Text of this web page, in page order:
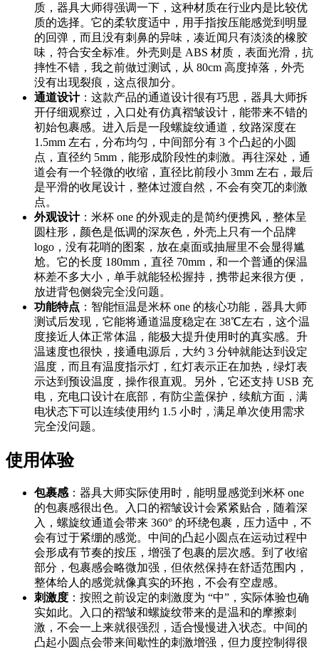
质，器具大师得强调一下，这种材质在行业内是比较优
质的选择。它的柔软度适中，用手指按压能感觉到明显
的回弹，而且没有刺鼻的异味，凑近闻只有淡淡的橡胶
味，符合安全标准。外壳则是 ABS 材质，表面光滑，抗
摔性不错，我之前做过测试，从 80cm 高度掉落，外壳
没有出现裂痕，这点很加分。
通道设计：这款产品的通道设计很有巧思，器具大师拆
开仔细观察过，入口处有仿真褶皱设计，能带来不错的
初始包裹感。进入后是一段螺旋纹通道，纹路深度在
1.5mm 左右，分布均匀，中间部分有 3 个凸起的小圆
点，直径约 5mm，能形成阶段性的刺激。再往深处，通
道会有一个轻微的收缩，直径比前段小 3mm 左右，最后
是平滑的收尾设计，整体过渡自然，不会有突兀的刺激
点。
外观设计：米杯 one 的外观走的是简约便携风，整体呈
圆柱形，颜色是低调的深灰色，外壳上只有一个品牌
logo，没有花哨的图案，放在桌面或抽屉里不会显得尴
尬。它的长度 180mm，直径 70mm，和一个普通的保温
杯差不多大小，单手就能轻松握持，携带起来很方便，
放进背包侧袋完全没问题。
功能特点 ：智能恒温是米杯 one 的核心功能，器具大师
测试后发现，它能将通道温度稳定在 38℃左右，这个温
度接近人体正常体温，能极大提升使用时的真实感。升
温速度也很快，接通电源后，大约 3 分钟就能达到设定
温度，而且有温度指示灯，红灯表示正在加热，绿灯表
示达到预设温度，操作很直观。另外，它还支持 USB 充
电，充电口设计在底部，有防尘盖保护，续航方面，满
电状态下可以连续使用约 1.5 小时，满足单次使用需求
完全没问题。
使用体验
包裹感 ：器具大师实际使用时，能明显感觉到米杯 one
的包裹感很出色。入口的褶皱设计会紧紧贴合，随着深
入，螺旋纹通道会带来 360° 的环绕包裹，压力适中，不
会有过于紧绷的感觉。中间的凸起小圆点在运动过程中
会形成有节奏的按压，增强了包裹的层次感。到了收缩
部分，包裹感会略微加强，但依然保持在舒适范围内，
整体给人的感觉就像真实的环抱，不会有空虚感。
刺激度 ：按照之前设定的刺激度为 “中”，实际体验也确
实如此。入口的褶皱和螺旋纹带来的是温和的摩擦刺
激，不会一上来就很强烈，适合慢慢进入状态。中间的
凸起小圆点会带来间歇性的刺激增强，但力度控制得很